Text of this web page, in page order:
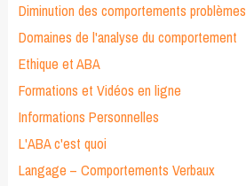
Diminution des comportements problèmes
Domaines de l'analyse du comportement
Ethique et ABA
Formations et Vidéos en ligne
Informations Personnelles
L'ABA c'est quoi
Langage – Comportements Verbaux